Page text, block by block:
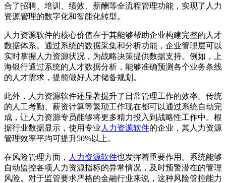
合了招聘、培训、绩效、薪酬等全流程管理功能，实现了人力
资源管理的数字化和智能化转型。
人力资源软件的核心价值在于其能够帮助企业构建完整的人才
数据体系。通过系统的数据采集和分析功能，企业管理层可以
实时掌握人力资源状况，为战略决策提供数据支持。例如，上
海银行通过系统的人才数据分析，能够准确预测各个业务条线
的人才需求，提前做好人才储备规划。
此外，人力资源软件还显著提升了日常管理工作的效率。传统
的人工考勤、薪资计算等繁琐工作现在都可以通过系统自动完
成，让人力资源专员能够将更多精力投入到战略性工作中。根
据行业数据显示，使用专业 人力资源软件的企业，其人力资源
管理效率平均可提升50%以上。
在风险管理方面， 人力资源软件也发挥着重要作用。系统能够
自动监控各项人力资源指标的异常情况，及时预警潜在的管理
风险。对于监管要求严格的金融行业来说，这种风险管控能力